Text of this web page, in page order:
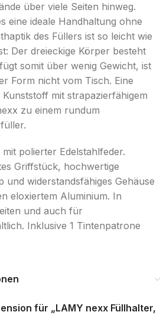
über viele Seiten hinweg.
eine ideale Handhaltung ohne
des Füllers ist so leicht wie
Der dreieckige Körper besteht
somit über wenig Gewicht, ist
Form nicht vom Tisch. Eine
mit strapazierfähigem
zu einem rundum
polierter Edelstahlfeder.
Griffstück, hochwertige
und widerstandsfähiges Gehäuse
eloxiertem Aluminium. In
und auch für
Inklusive 1 Tintenpatrone
für „LAMY nexx Füllhalter,